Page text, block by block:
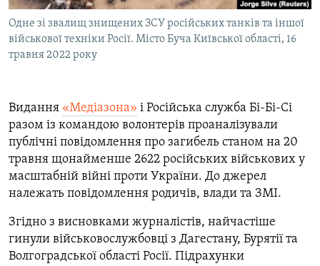
РУС
УКР
КТАТ
ДОЛУЧАЙСЯ!
Усі сайти RFE/RL
Одне зі звалищ знищених ЗСУ російських танків та іншої
військової техніки Росії. Місто Буча Київської області, 16
травня 2022 року
Видання «Медіазона» і Російська служба Бі-Бі-Сі
разом із командою волонтерів проаналізували
публічні повідомлення про загибель станом на 20
травня щонайменше 2622 російських військових у
масштабній війні проти України. До джерел
належать повідомлення родичів, влади та ЗМІ.
Згідно з висновками журналістів, найчастіше
гинули військовослужбовці з Дагестану, Бурятії та
Волгоградської області Росії. Підрахунки